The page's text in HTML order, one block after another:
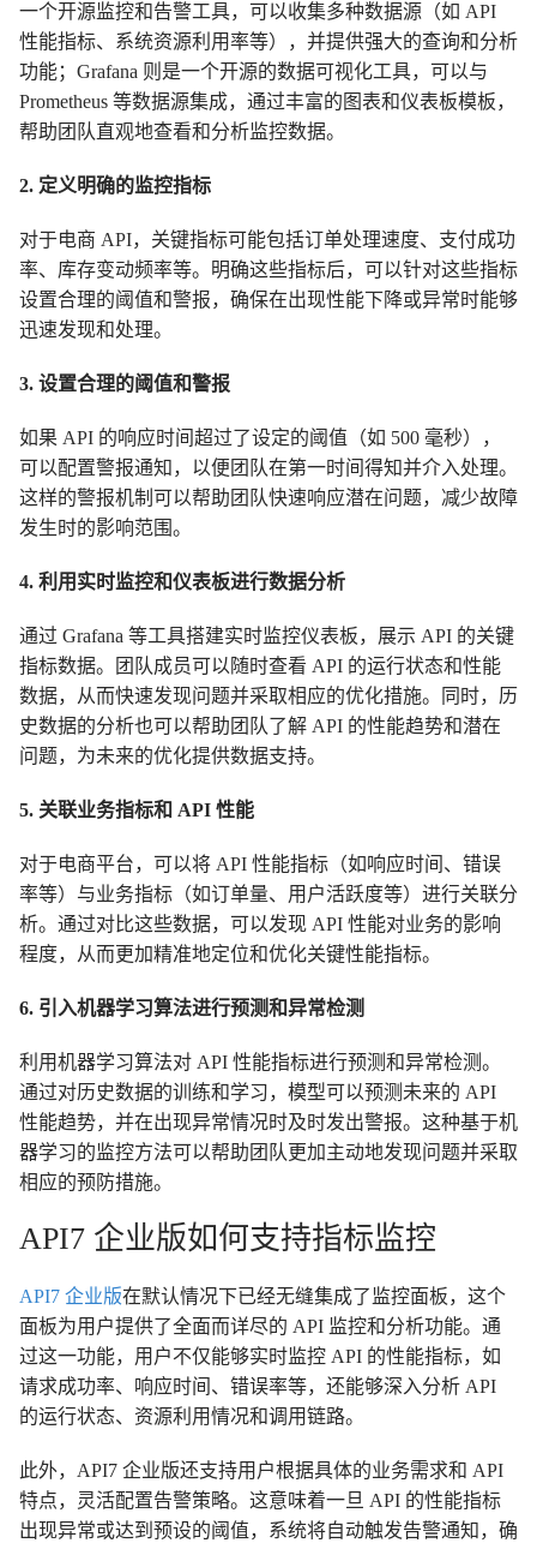
一个开源监控和告警工具，可以收集多种数据源（如 API
性能指标、系统资源利用率等），并提供强大的查询和分析
功能；Grafana 则是一个开源的数据可视化工具，可以与
Prometheus 等数据源集成，通过丰富的图表和仪表板模板，
帮助团队直观地查看和分析监控数据。
2. 定义明确的监控指标
对于电商 API，关键指标可能包括订单处理速度、支付成功
率、库存变动频率等。明确这些指标后，可以针对这些指标
设置合理的阈值和警报，确保在出现性能下降或异常时能够
迅速发现和处理。
3. 设置合理的阈值和警报
如果 API 的响应时间超过了设定的阈值（如 500 毫秒），
可以配置警报通知，以便团队在第一时间得知并介入处理。
这样的警报机制可以帮助团队快速响应潜在问题，减少故障
发生时的影响范围。
4. 利用实时监控和仪表板进行数据分析
通过 Grafana 等工具搭建实时监控仪表板，展示 API 的关键
指标数据。团队成员可以随时查看 API 的运行状态和性能
数据，从而快速发现问题并采取相应的优化措施。同时，历
史数据的分析也可以帮助团队了解 API 的性能趋势和潜在
问题，为未来的优化提供数据支持。
5. 关联业务指标和 API 性能
对于电商平台，可以将 API 性能指标（如响应时间、错误
率等）与业务指标（如订单量、用户活跃度等）进行关联分
析。通过对比这些数据，可以发现 API 性能对业务的影响
程度，从而更加精准地定位和优化关键性能指标。
6. 引入机器学习算法进行预测和异常检测
利用机器学习算法对 API 性能指标进行预测和异常检测。
通过对历史数据的训练和学习，模型可以预测未来的 API
性能趋势，并在出现异常情况时及时发出警报。这种基于机
器学习的监控方法可以帮助团队更加主动地发现问题并采取
相应的预防措施。
API7 企业版如何支持指标监控
API7 企业版在默认情况下已经无缝集成了监控面板，这个
面板为用户提供了全面而详尽的 API 监控和分析功能。通
过这一功能，用户不仅能够实时监控 API 的性能指标，如
请求成功率、响应时间、错误率等，还能够深入分析 API
的运行状态、资源利用情况和调用链路。
此外，API7 企业版还支持用户根据具体的业务需求和 API
特点，灵活配置告警策略。这意味着一旦 API 的性能指标
出现异常或达到预设的阈值，系统将自动触发告警通知，确